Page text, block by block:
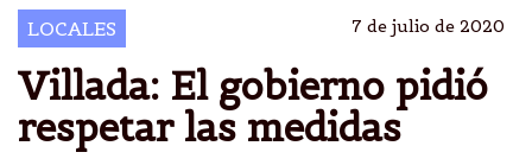
LOCALES 7 de julio de 2020
Villada: El gobierno pidió
respetar las medidas